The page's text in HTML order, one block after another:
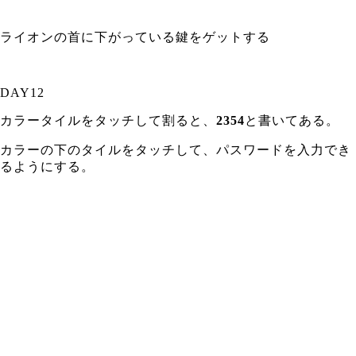
ライオンの首に下がっている鍵をゲットする
DAY12
カラータイルをタッチして割ると、 2354と書いてある。
カラーの下のタイルをタッチして、パスワードを入力でき
るようにする。